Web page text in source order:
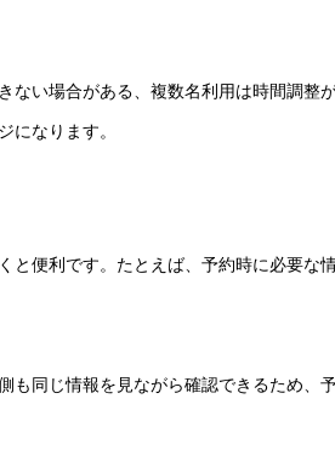
ない場合がある、複数名利用は時間調整
になります。
便利です。たとえば、予約時に必要な情
も同じ情報を見ながら確認できるため、